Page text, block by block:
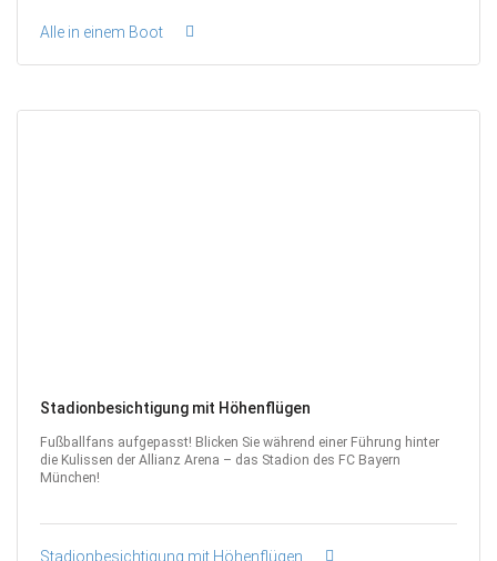
Alle in einem Boot
Stadionbesichtigung mit Höhenflügen
Fußballfans aufgepasst! Blicken Sie während einer Führung hinter
die Kulissen der Allianz Arena – das Stadion des FC Bayern
München!
Stadionbesichtigung mit Höhenflügen